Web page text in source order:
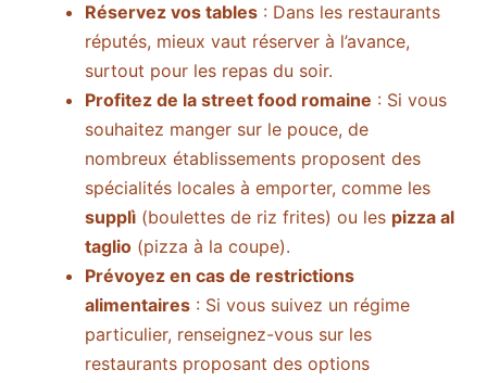
Réservez vos tables : Dans les restaurants
réputés, mieux vaut réserver à l’avance,
surtout pour les repas du soir.
Profitez de la street food romaine : Si vous
souhaitez manger sur le pouce, de
nombreux établissements proposent des
spécialités locales à emporter, comme les
supplì (boulettes de riz frites) ou les pizza al
taglio (pizza à la coupe).
Prévoyez en cas de restrictions
alimentaires : Si vous suivez un régime
particulier, renseignez-vous sur les
restaurants proposant des options